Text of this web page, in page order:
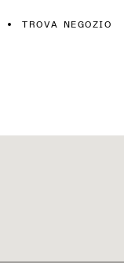
TROVA NEGOZIO